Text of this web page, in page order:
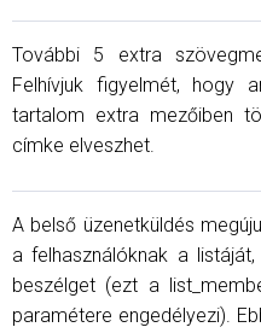
További 5 extra
Felhívjuk figyelmét, hogy
tartalom extra mezőiben
címke elveszhet.
A belső üzenetküldés
a felhasználóknak a
beszélget (ezt a
paramétere engedélyezi).